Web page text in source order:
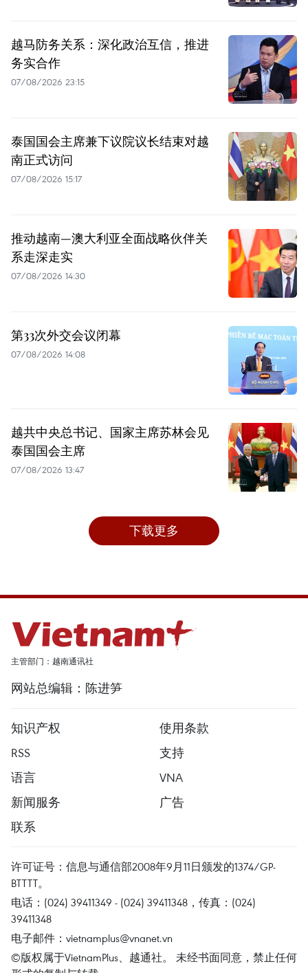
越马防务关系：深化政治互信，推进
务实合作
07/08/2026 23:15
泰国国会主席兼下议院议长结束对越
南正式访问
07/08/2026 15:17
推动越南—澳大利亚全面战略伙伴关
系走深走实
07/08/2026 14:30
第33次外交会议闭幕
07/08/2026 14:08
越共中央总书记、国家主席苏林会见
泰国国会主席
07/08/2026 13:47
下载更多
主管部门：越南通讯社
网站总编辑：陈进笋
知识产权
使用条款
RSS
支持
语言
VNA
新闻服务
广告
联系
许可证号：信息与通信部2008年9月11日颁发的1374/GP-
BTTTT。
电话：(024) 39411349 - (024) 39411348，传真：(024)
39411348
电子邮件： vietnamplus@vnanet.vn
©版权属于VietnamPlus、越通社。 未经书面同意，禁止任何